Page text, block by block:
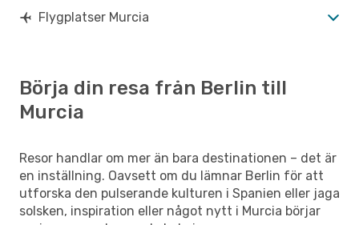
Flygplatser Murcia
Börja din resa från Berlin till
Murcia
Resor handlar om mer än bara destinationen – det är
en inställning. Oavsett om du lämnar Berlin för att
utforska den pulserande kulturen i Spanien eller jaga
solsken, inspiration eller något nytt i Murcia börjar